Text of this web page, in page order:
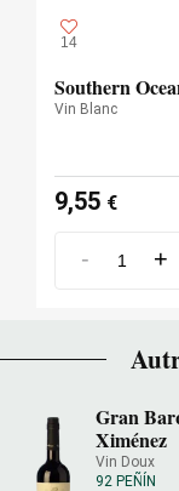
14
Southern
Vin Blanc
9,55 €
- +
Gran
Ximénez
Vin Doux
92 PEÑÍN